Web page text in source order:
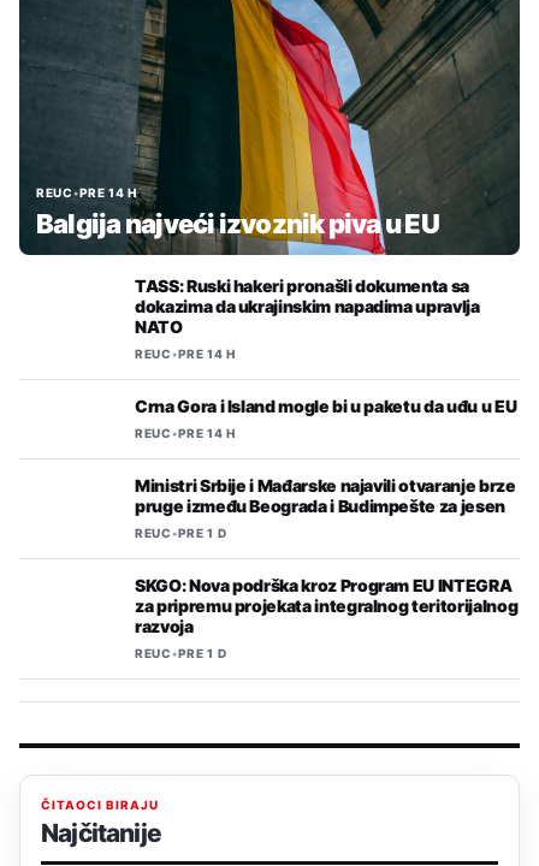
REUC•PRE 14 H
Balgija najveći izvoznik piva u EU
TASS: Ruski hakeri pronašli dokumenta sa
dokazima da ukrajinskim napadima upravlja
NATO
REUC•PRE 14 H
Crna Gora i Island mogle bi u paketu da uđu u EU
REUC•PRE 14 H
Ministri Srbije i Mađarske najavili otvaranje brze
pruge između Beograda i Budimpešte za jesen
REUC•PRE 1 D
SKGO: Nova podrška kroz Program EU INTEGRA
za pripremu projekata integralnog teritorijalnog
razvoja
REUC•PRE 1 D
ČITAOCI BIRAJU
Najčitanije